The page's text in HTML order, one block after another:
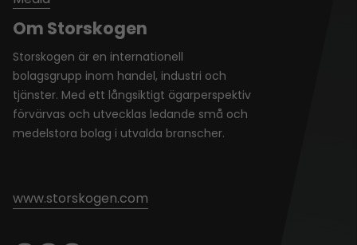
Om Storskogen
Storskogen är en internationell
bolagsgrupp inom handel, industri och
tjänster. Med ett långsiktigt ägarperspektiv
förvärvas och utvecklas ledande små och
medelstora bolag i utvalda branscher.
www.storskogen.com